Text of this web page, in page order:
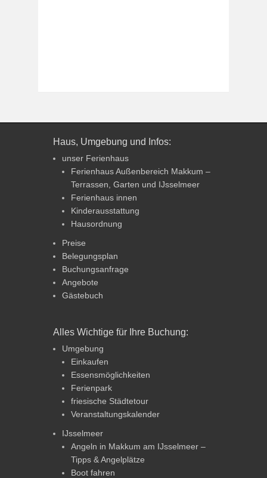
Haus, Umgebung und Infos:
unser Ferienhaus
Ferienhaus Außenbereich Makkum –
Terrassen, Garten und IJsselmeer
Ferienhaus innen
Kinderausstattung
Hausordnung
Preise
Belegungsplan
Buchungsanfrage
Angebote
Gästebuch
Alles Wichtige für Ihre Buchung:
Umgebung
Einkaufen
Essensmöglichkeiten
Ferienpark
friesische Städtetour
Veranstaltungskalender
IJsselmeer
Angeln in Makkum am IJsselmeer –
Tipps & Angelplätze
Boot fahren